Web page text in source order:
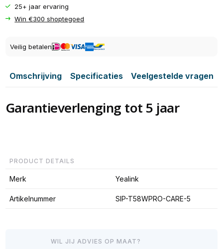
25+ jaar ervaring
Win €300 shoptegoed
Veilig betalen
Omschrijving Specificaties Veelgestelde vragen
Garantieverlenging tot 5 jaar
PRODUCT DETAILS
Merk Yealink
Artikelnummer SIP-T58WPRO-CARE-5
WIL JIJ ADVIES OP MAAT?